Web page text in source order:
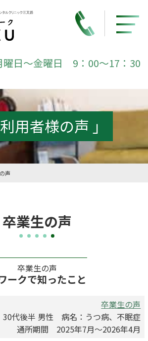
日～金曜日 9：00～17：30
利用者様の声 」
声
卒業生の声
卒業生の声
ークで知ったこと
卒業生の声
30代後半 男性 病名：うつ病、不眠症
通所期間 2025年7月～2026年4月